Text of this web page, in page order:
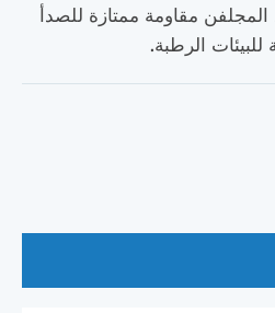
المجلفن مقاومة ممتازة للصدأ
للبيئات الرطبة.